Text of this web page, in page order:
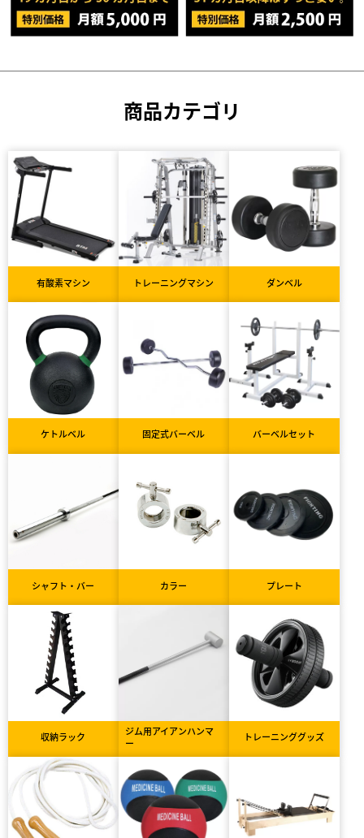
商品カテゴリ
有酸素マシン トレーニングマシン ダンベル
ケトルベル 固定式バーベル バーベルセット
シャフト・バー カラー プレート
収納ラック
ジム用アイアンハンマ
ー
トレーニンググッズ